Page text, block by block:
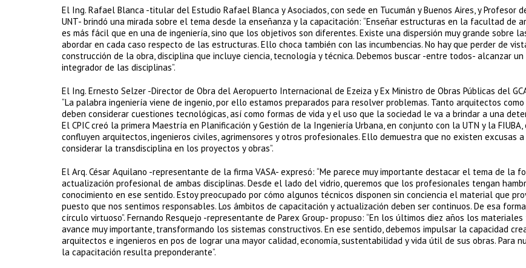
El Ing. Rafael Blanca -titular del Estudio Rafael Blanca y Asociados, con sede en Tucumán y Buenos Aires, y Profesor
UNT- brindó una mirada sobre el tema desde la enseñanza y la capacitación: “Enseñar estructuras en la facultad de
es más fácil que en una de ingeniería, sino que los objetivos son diferentes. Existe una dispersión muy grande sobre
abordar en cada caso respecto de las estructuras. Ello choca también con las incumbencias. No hay que perder de
construcción de la obra, disciplina que incluye ciencia, tecnología y técnica. Debemos buscar -entre todos- alcanzar
integrador de las disciplinas”.
El Ing. Ernesto Selzer -Director de Obra del Aeropuerto Internacional de Ezeiza y Ex Ministro de Obras Públicas del
“La palabra ingeniería viene de ingenio, por ello estamos preparados para resolver problemas. Tanto arquitectos como
deben considerar cuestiones tecnológicas, así como formas de vida y el uso que la sociedad le va a brindar a una
El CPIC creó la primera Maestría en Planificación y Gestión de la Ingeniería Urbana, en conjunto con la UTN y la
confluyen arquitectos, ingenieros civiles, agrimensores y otros profesionales. Ello demuestra que no existen excusas
considerar la transdisciplina en los proyectos y obras”.
El Arq. César Aquilano -representante de la firma VASA- expresó: “Me parece muy importante destacar el tema de la
actualización profesional de ambas disciplinas. Desde el lado del vidrio, queremos que los profesionales tengan
conocimiento en ese sentido. Estoy preocupado por cómo algunos técnicos disponen sin conciencia el material que
puesto que nos sentimos responsables. Los ámbitos de capacitación y actualización deben ser continuos. De esa
círculo virtuoso”. Fernando Resquejo -representante de Parex Group- propuso: “En los últimos diez años los
avance muy importante, transformando los sistemas constructivos. En ese sentido, debemos impulsar la capacidad
arquitectos e ingenieros en pos de lograr una mayor calidad, economía, sustentabilidad y vida útil de sus obras. Para
la capacitación resulta preponderante”.